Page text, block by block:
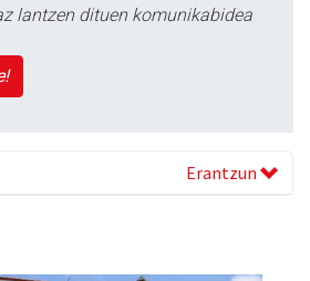
lantzen dituen komunikabidea
Erantzun